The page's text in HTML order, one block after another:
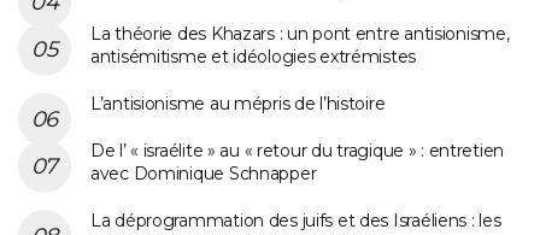
La théorie des Khazars : un pont entre antisionisme,
antisémitisme et idéologies extrémistes
L’antisionisme au mépris de l’histoire
De l’ « israélite » au « retour du tragique » : entretien
avec Dominique Schnapper
La déprogrammation des juifs et des Israéliens : les